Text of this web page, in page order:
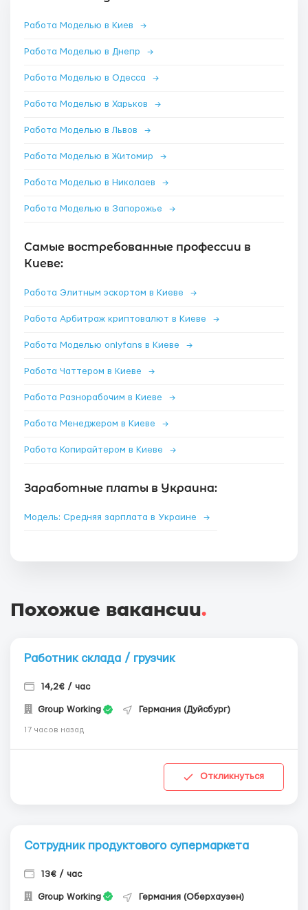
Работа Моделью в Киев →
Работа Моделью в Днепр →
Работа Моделью в Одесса →
Работа Моделью в Харьков →
Работа Моделью в Львов →
Работа Моделью в Житомир →
Работа Моделью в Николаев →
Работа Моделью в Запорожье →
Самые востребованные профессии в
Киеве:
Работа Элитным эскортом в Киеве →
Работа Арбитраж криптовалют в Киеве →
Работа Моделью onlyfans в Киеве →
Работа Чаттером в Киеве →
Работа Разнорабочим в Киеве →
Работа Менеджером в Киеве →
Работа Копирайтером в Киеве →
Заработные платы в Украина:
Модель: Средняя зарплата в Украине →
Похожие вакансии.
Работник склада / грузчик
14,2€ / час
Group Working Германия (Дуйсбург)
17 часов назад
Откликнуться
Сотрудник продуктового супермаркета
13€ / час
Group Working Германия (Оберхаузен)